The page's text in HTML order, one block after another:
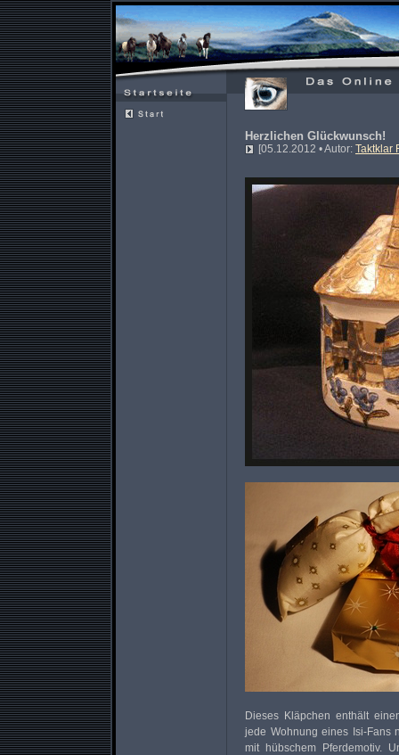
Herzlichen Glückwunsch!
[05.12.2012 • Autor: Taktklar
Dieses Kläpchen enthält
jede Wohnung eines Isi-Fans
mit hübschem Pferdemotiv.